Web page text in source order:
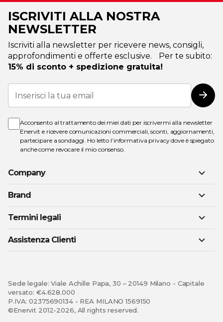
ISCRIVITI ALLA NOSTRA
NEWSLETTER
Iscriviti alla newsletter per ricevere news, consigli,
approfondimenti e offerte esclusive. Per te subito:
15% di sconto + spedizione gratuita!
Iscriviti
alla
nostra
Acconsento al trattamento dei miei dati per iscrivermi alla newsletter
Enervit e ricevere comunicazioni commerciali, sconti, aggiornamenti,
partecipare a sondaggi. Ho letto l’informativa privacydove è spiegato
anche come revocare il mio consenso.
Company
Brand
Termini legali
Assistenza Clienti
Sede legale: Viale Achille Papa, 30 – 20149 Milano - Capitale
versato: €4.628.000
P.IVA: 02375690134 - REA MILANO 1569150
©Enervit 2012-2026, All rights reserved.